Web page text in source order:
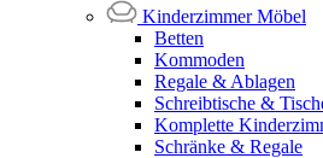
Kinderzimmer Möbel
Betten
Kommoden
Regale & Ablagen
Schreibtische &
Komplette
Schränke & Regale